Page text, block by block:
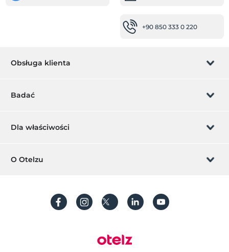
+90 850 333 0 220
Obsługa klienta
Zarządzanie rezerwacją
Często Zadawane Pytania
Badać
Karta podarunkowa
Utwórz konto
Dla właściwości
Dodaj swój hotel
O Otelzu